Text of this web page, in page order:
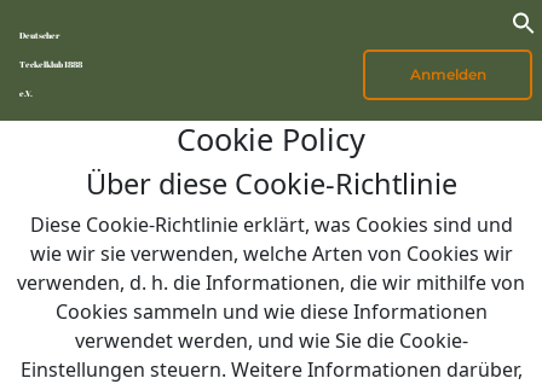
Deutscher
Teckelklub 1888
e.V.
Anmelden
Cookie Policy
Über diese Cookie-Richtlinie
Diese Cookie-Richtlinie erklärt, was Cookies sind und
wie wir sie verwenden, welche Arten von Cookies wir
verwenden, d. h. die Informationen, die wir mithilfe von
Cookies sammeln und wie diese Informationen
verwendet werden, und wie Sie die Cookie-
Einstellungen steuern. Weitere Informationen darüber,